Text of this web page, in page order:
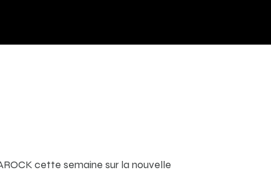
cette semaine sur la nouvelle